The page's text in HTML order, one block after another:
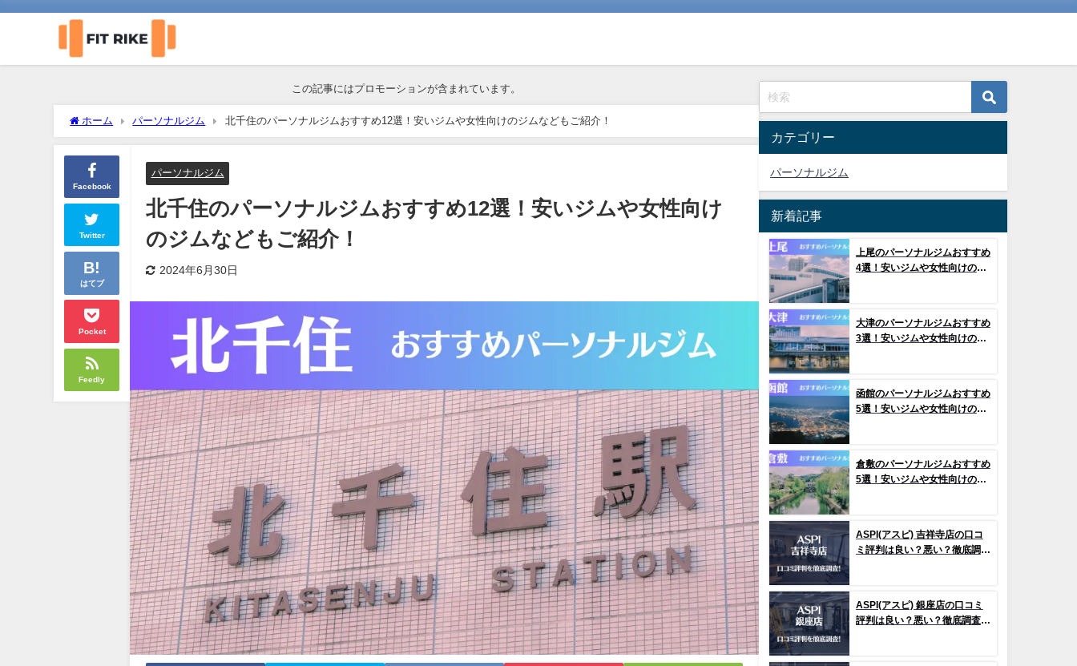
この記事にはプロモーションが含まれています。
ホーム パーソナルジム 北千住のパーソナルジムおすすめ12選！安いジムや女性向けのジムなどもご紹介！
Facebook
Twitter
はてブ
Pocket
Feedly
パーソナルジム
北千住のパーソナルジムおすすめ12選！安いジムや女性向け
のジムなどもご紹介！
2024年6月30日
カテゴリー
パーソナルジム
新着記事
上尾のパーソナルジムおすすめ
4選！安いジムや女性向けのジ
大津のパーソナルジムおすすめ
3選！安いジムや女性向けのジ
函館のパーソナルジムおすすめ
5選！安いジムや女性向けのジ
倉敷のパーソナルジムおすすめ
5選！安いジムや女性向けのジ
ASPI(アスピ) 吉祥寺店の口コ
ミ評判は良い？悪い？徹底調査
ASPI(アスピ) 銀座店の口コミ
評判は良い？悪い？徹底調査し